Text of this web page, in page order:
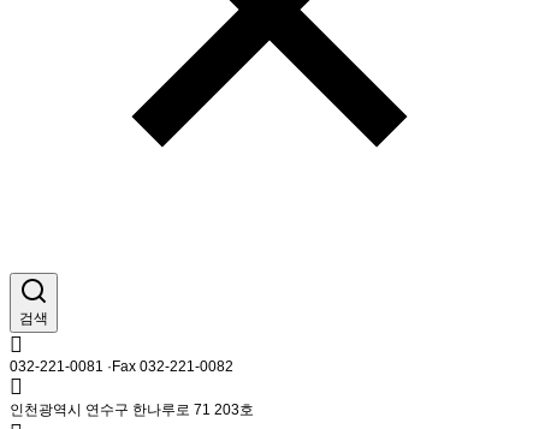
검색
032-221-0081 ·Fax 032-221-0082
인천광역시 연수구 한나루로 71 203호